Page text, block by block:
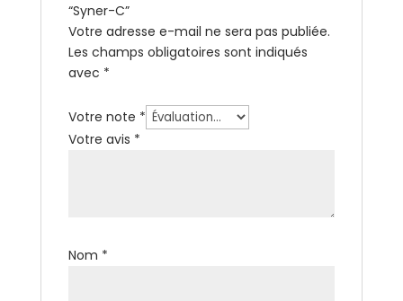
“Syner-C”
Votre adresse e-mail ne sera pas publiée.
Les champs obligatoires sont indiqués
avec *
Votre note *
Votre avis *
Nom *